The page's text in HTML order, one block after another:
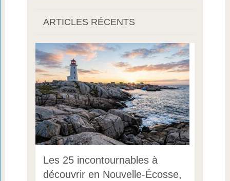
ARTICLES RÉCENTS
Les 25 incontournables à
découvrir en Nouvelle-Écosse,